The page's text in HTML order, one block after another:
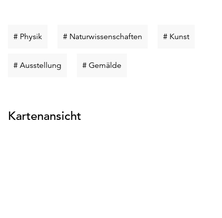
# PhysikSchlüsselwort
# Naturwissenschaften Schlüsselwort
# Kunst
# Ausstellung Schlüsselwort
# Gemälde
Kartenansicht